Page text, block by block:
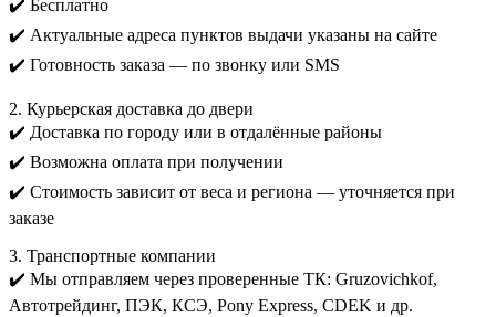
✔️ Бесплатно
✔️ Актуальные адреса пунктов выдачи указаны на сайте
✔️ Готовность заказа — по звонку или SMS
2. Курьерская доставка до двери
✔️ Доставка по городу или в отдалённые районы
✔️ Возможна оплата при получении
✔️ Стоимость зависит от веса и региона — уточняется при
заказе
3. Транспортные компании
✔️ Мы отправляем через проверенные ТК: Gruzovichkof,
Автотрейдинг, ПЭК, КСЭ, Pony Express, CDEK и др.